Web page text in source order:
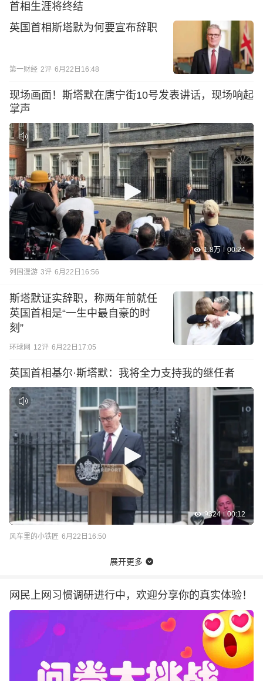
首相生涯将终结
英国首相斯塔默为何要宣布辞职
第一财经 2评 6月22日16:48
现场画面！斯塔默在唐宁街10号发表讲话，现场响起
掌声
1.8万 00:24
列国漫游 3评 6月22日16:56
斯塔默证实辞职，称两年前就任
英国首相是“一生中最自豪的时
刻”
环球网 12评 6月22日17:05
英国首相基尔·斯塔默：我将全力支持我的继任者
9324 00:12
风车里的小铁匠 6月22日16:50
展开更多
网民上网习惯调研进行中，欢迎分享你的真实体验！